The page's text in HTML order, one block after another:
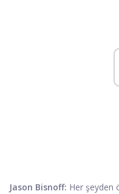
Jason Bisnoff: Her şeyden